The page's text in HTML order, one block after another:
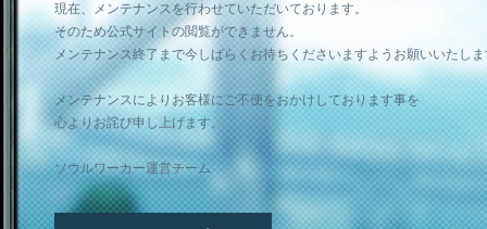
現在、メンテナンスを行わせていただいております。
そのため公式サイトの閲覧ができません。
メンテナンス終了まで今しばらくお待ちくださいますようお願いいたし
メンテナンスによりお客様にご不便をおかけしております事を
心よりお詫び申し上げます。
ソウルワーカー運営チーム